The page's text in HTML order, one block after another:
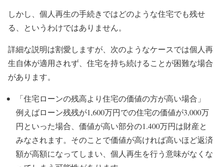
しかし、個人再生の手続きではどのような住宅でも残せ
る、というわけではありません。
詳細な説明は割愛しますが、次のようなケースでは個人再
生自体が適用されず、住宅を持ち続けることが困難な場合
があります。
「住宅ローンの残高より住宅の価値の方が高い場合」
例えばローン残残が1,600万円での住宅の価値が3,000万
円といった場合、価値が高い部分の1.400万円は財産と
みなされます。そのことで価値が高ければ高いほど返済
額が高額になってしまい、個人再生を行う意味がなくな